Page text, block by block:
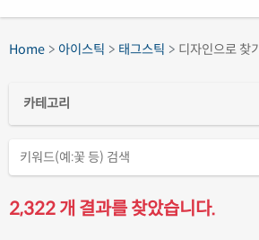
Home 아이스틱 태그스틱 디자인으로 찾기
카테고리
2,322 개 결과를 찾았습니다.